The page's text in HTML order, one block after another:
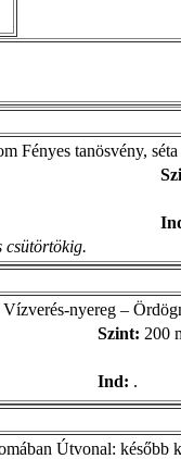
Fényes tanösvény,
csütörtökig.
nyereg –
Szint: 200
Ind: .
Útvonal: később